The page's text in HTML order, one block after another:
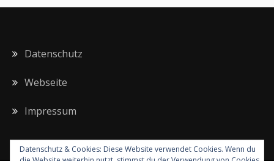
Datenschutz
Webseite
Impressum
Datenschutz & Cookies: Diese Website verwendet Cookies. Wenn du